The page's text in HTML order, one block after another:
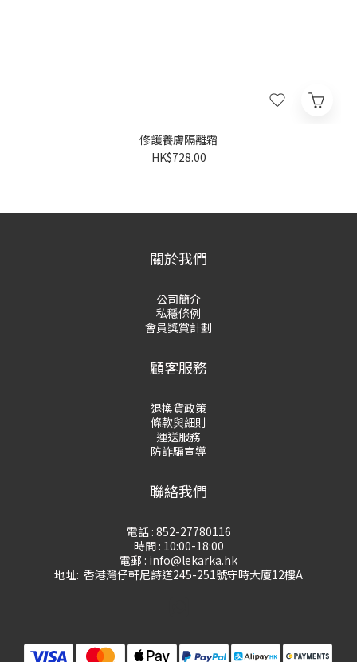
修護養膚隔離霜
HK$728.00
關於我們
公司簡介
私穩條例
會員獎賞計劃
顧客服務
退換貨政策
條款與細則
運送服務
防詐騙宣導
聯絡我們
電話 : 852-27780116
時間 : 10:00-18:00
電郵 : info@lekarka.hk
地址: 香港灣仔軒尼詩道245-251號守時大廈12樓A